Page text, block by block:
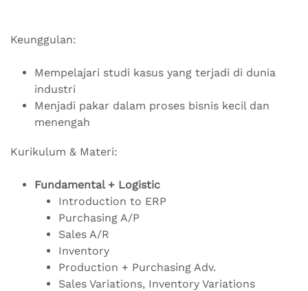
Keunggulan:
Mempelajari studi kasus yang terjadi di dunia
industri
Menjadi pakar dalam proses bisnis kecil dan
menengah
Kurikulum & Materi:
Fundamental + Logistic
Introduction to ERP
Purchasing A/P
Sales A/R
Inventory
Production + Purchasing Adv.
Sales Variations, Inventory Variations